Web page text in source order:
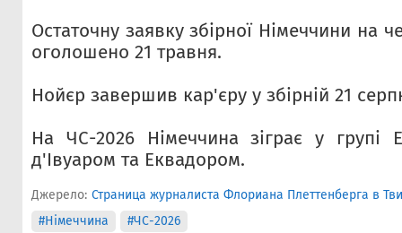
Остаточну заявку збірної Німеччини на
оголошено 21 травня.
Нойєр завершив кар'єру у збірній 21
На ЧС-2026 Німеччина зіграє у групі
д'Івуаром та Еквадором.
Джерело: Страница журналиста Флориана Плеттенберга в
#Німеччина
#ЧС-2026